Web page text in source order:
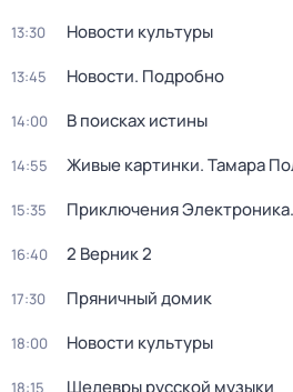
13:30 Новости культуры
13:45 Новости. Подробно
14:00 В поисках истины
14:55 Живые картинки. Тамара
15:35 Приключения Электроника
16:40 2 Верник 2
17:30 Пряничный домик
18:00 Новости культуры
18:15 Шедевры русской музыки